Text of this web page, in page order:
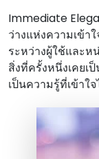
Immediate
ว่างแห่งความเข้า
ระหว่างผู้ใช้และ
สิ่งที่ครั้งหนึ่งเคยเ
เป็นความรู้ที่เข้าใจ